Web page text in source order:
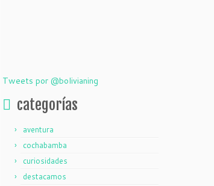
Tweets por @bolivianing
categorías
aventura
cochabamba
curiosidades
destacamos